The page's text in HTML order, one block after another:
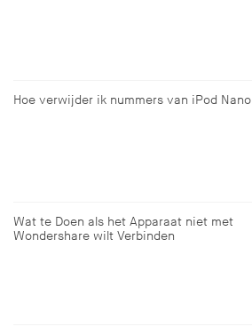
Hoe verwijder ik nummers van iPod Nano
Wat te Doen als het Apparaat niet met
Wondershare wilt Verbinden